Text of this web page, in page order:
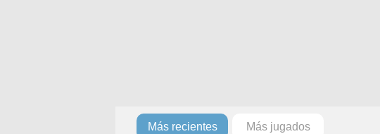
Más recientes Más jugados